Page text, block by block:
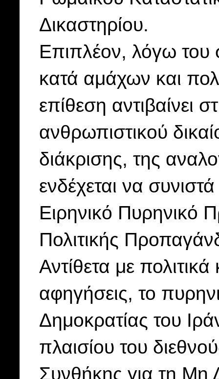
Δικαστηρίου.
Επιπλέον, λόγω του
κατά αμάχων και
επίθεση αντιβαίνει
ανθρωπιστικού
διάκρισης, της
ενδέχεται να
Ειρηνικό Πυρηνικό
Πολιτικής
Αντίθετα με
αφηγήσεις, το
Δημοκρατίας του
πλαισίου του
Συνθήκης για τη